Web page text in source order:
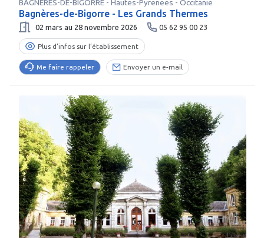
BAGNÈRES-DE-BIGORRE- Hautes-Pyrenees - Occitanie
Bagnères-de-Bigorre - Les Grands Thermes
02 mars au 28 novembre 2026 05 62 95 00 23
Plus d’infos sur l’établissement
Me faire rappeler Envoyer un e-mail